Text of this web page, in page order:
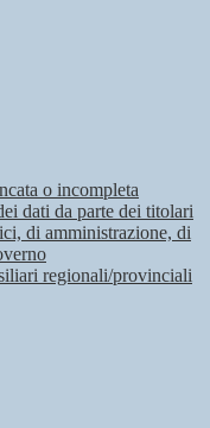
o incompleta
dati da parte dei titolari
di amministrazione, di
regionali/provinciali